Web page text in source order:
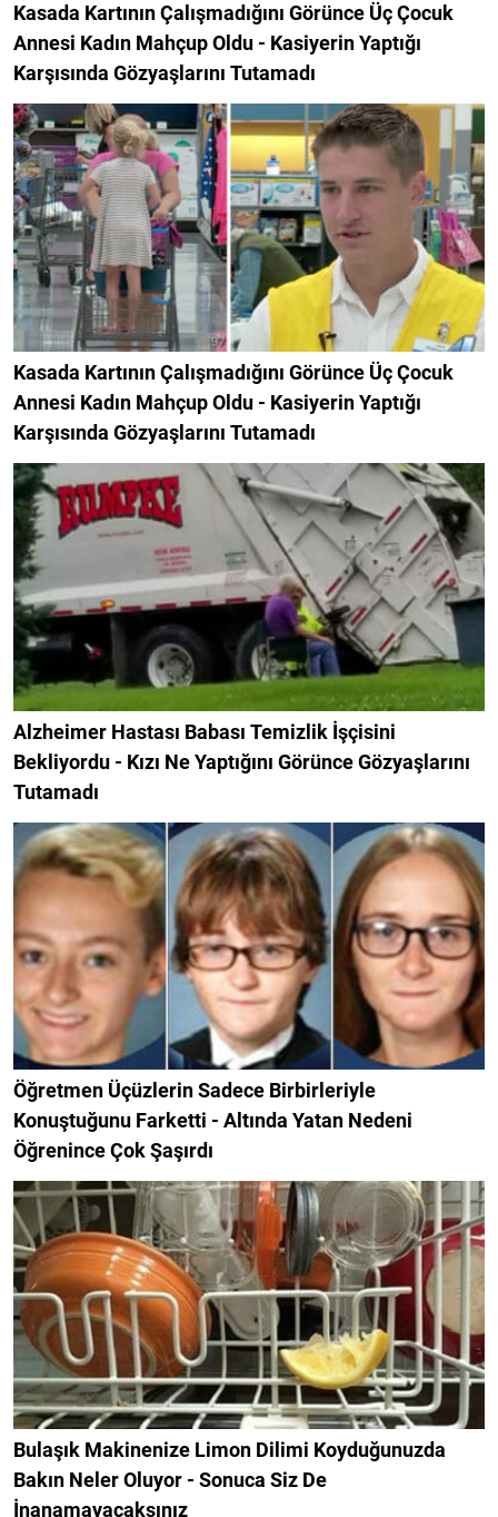
Kasada Kartının Çalışmadığını Görünce Üç Çocuk
Annesi Kadın Mahçup Oldu - Kasiyerin Yaptığı
Karşısında Gözyaşlarını Tutamadı
Kasada Kartının Çalışmadığını Görünce Üç Çocuk
Annesi Kadın Mahçup Oldu - Kasiyerin Yaptığı
Karşısında Gözyaşlarını Tutamadı
Alzheimer Hastası Babası Temizlik İşçisini
Bekliyordu - Kızı Ne Yaptığını Görünce Gözyaşlarını
Tutamadı
Öğretmen Üçüzlerin Sadece Birbirleriyle
Konuştuğunu Farketti - Altında Yatan Nedeni
Öğrenince Çok Şaşırdı
Bulaşık Makinenize Limon Dilimi Koyduğunuzda
Bakın Neler Oluyor - Sonuca Siz De
İnanamayacaksınız